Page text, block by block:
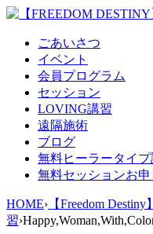
ごあいさつ
イベント
会員プログラム
セッション
LOVING講習
遠隔施術
ブログ
無料ヒーラータイ
無料セッションお申
HOME› 【Freedom
習›